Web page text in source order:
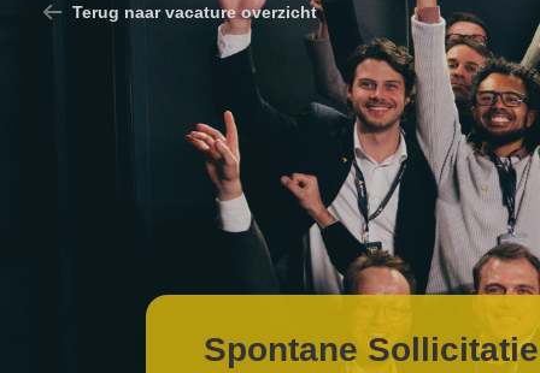
Terug naar vacature overzicht
Spontane